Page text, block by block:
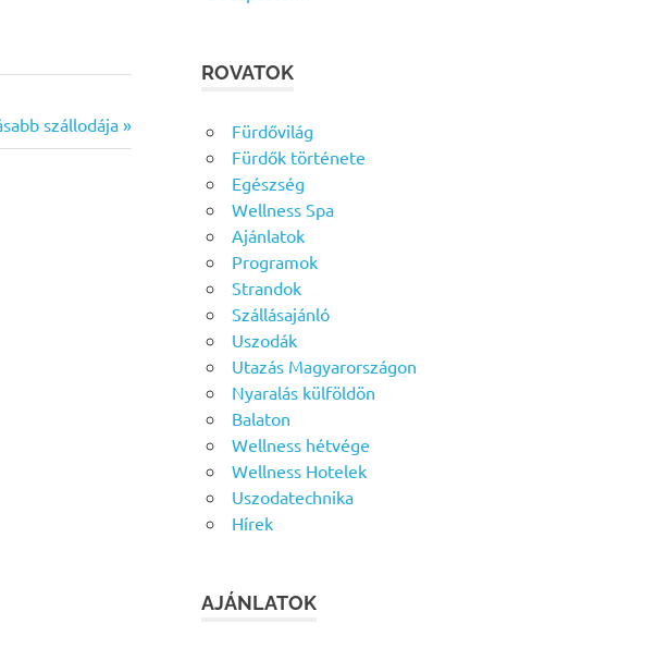
szállodája
ROVATOK
Fürdővilág
Fürdők története
Egészség
Wellness Spa
Ajánlatok
Programok
Strandok
Szállásajánló
Uszodák
Utazás Magyarországon
Nyaralás külföldön
Balaton
Wellness hétvége
Wellness Hotelek
Uszodatechnika
Hírek
AJÁNLATOK